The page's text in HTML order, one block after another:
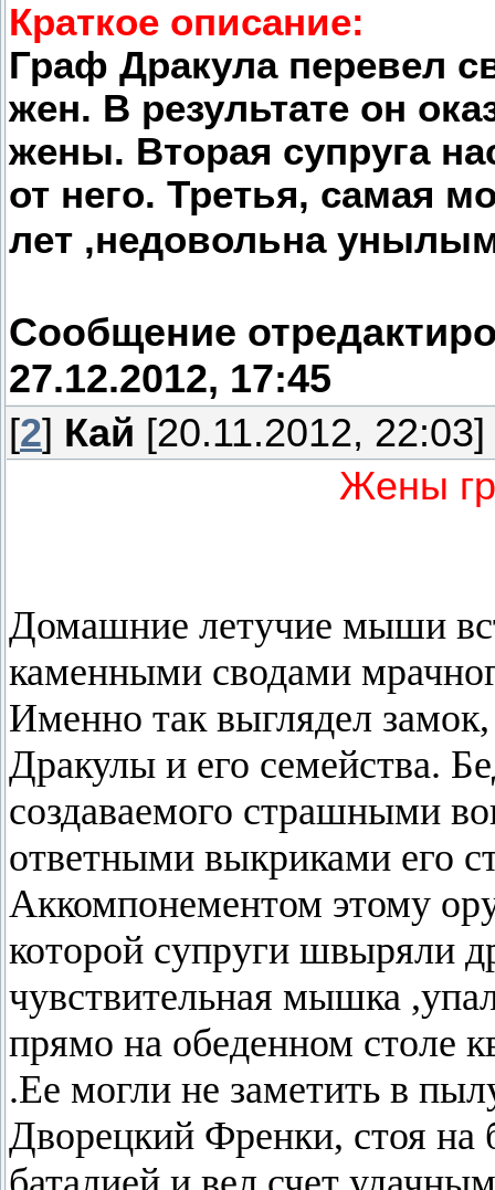
Краткое описание:
Граф Дракула перевел
жен. В результате он
жены. Вторая супруга
от него. Третья, самая
лет ,недовольна
Сообщение
27.12.2012, 17:45
[2] Кай [20.11.2012, 22:03]
Жены
Домашние летучие мыши
каменными сводами
Именно так выглядел
Дракулы и его семейства.
создаваемого страшными
ответными выкриками его
Аккомпонементом этому
которой супруги швыряли
чувствительная мышка
прямо на обеденном столе
.Ее могли не заметить в
Дворецкий Френки, стоя на